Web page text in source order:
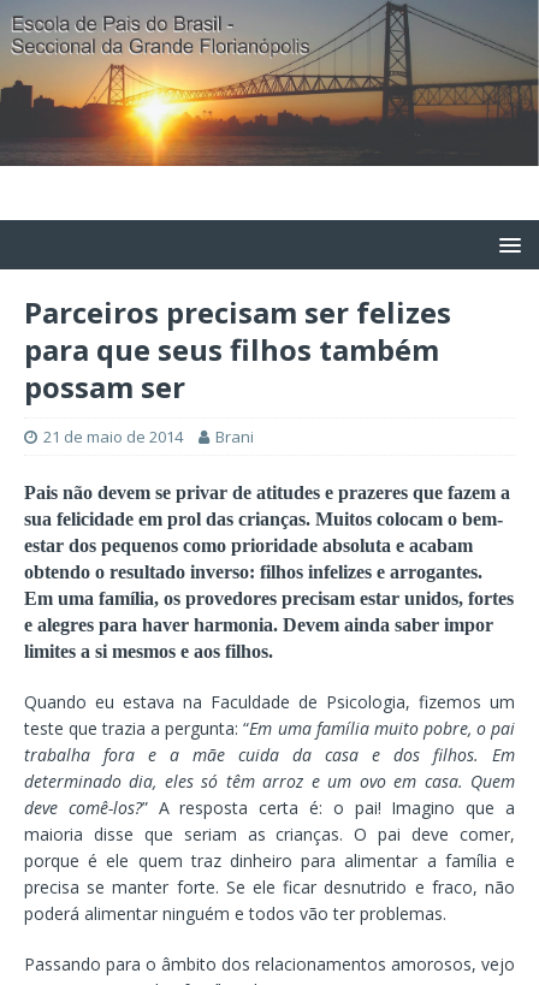
Parceiros precisam ser felizes
para que seus filhos também
possam ser
21 de maio de 2014 Brani
Pais não devem se privar de atitudes e prazeres que fazem a
sua felicidade em prol das crianças. Muitos colocam o bem-
estar dos pequenos como prioridade absoluta e acabam
obtendo o resultado inverso: filhos infelizes e arrogantes.
Em uma família, os provedores precisam estar unidos, fortes
e alegres para haver harmonia. Devem ainda saber impor
limites a si mesmos e aos filhos.
Quando eu estava na Faculdade de Psicologia, fizemos um
teste que trazia a pergunta: “Em uma família muito pobre, o pai
trabalha fora e a mãe cuida da casa e dos filhos. Em
determinado dia, eles só têm arroz e um ovo em casa. Quem
deve comê-los?” A resposta certa é: o pai! Imagino que a
maioria disse que seriam as crianças. O pai deve comer,
porque é ele quem traz dinheiro para alimentar a família e
precisa se manter forte. Se ele ficar desnutrido e fraco, não
poderá alimentar ninguém e todos vão ter problemas.
Passando para o âmbito dos relacionamentos amorosos, vejo